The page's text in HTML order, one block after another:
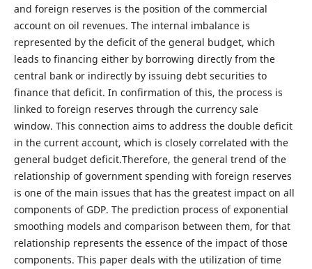
and foreign reserves is the position of the commercial
account on oil revenues. The internal imbalance is
represented by the deficit of the general budget, which
leads to financing either by borrowing directly from the
central bank or indirectly by issuing debt securities to
finance that deficit. In confirmation of this, the process is
linked to foreign reserves through the currency sale
window. This connection aims to address the double deficit
in the current account, which is closely correlated with the
general budget deficit.Therefore, the general trend of the
relationship of government spending with foreign reserves
is one of the main issues that has the greatest impact on all
components of GDP. The prediction process of exponential
smoothing models and comparison between them, for that
relationship represents the essence of the impact of those
components. This paper deals with the utilization of time